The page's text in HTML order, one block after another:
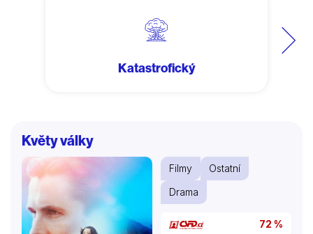
Další
Katastrofický
Květy války
Filmy
Ostatní
Drama
72 %